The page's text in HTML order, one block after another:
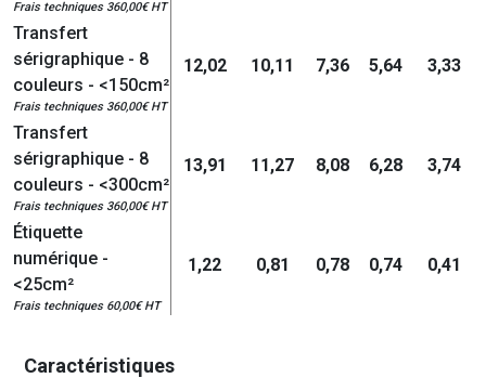
Frais techniques 360,00€ HT
Transfert
sérigraphique - 8
couleurs - <150cm²
Frais techniques 360,00€ HT
12,02 10,11 7,36 5,64 3,33
Transfert
sérigraphique - 8
couleurs - <300cm²
Frais techniques 360,00€ HT
13,91 11,27 8,08 6,28 3,74
Étiquette
numérique -
<25cm²
Frais techniques 60,00€ HT
1,22 0,81 0,78 0,74 0,41
Caractéristiques